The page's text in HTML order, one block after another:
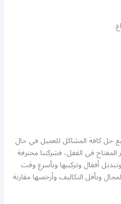
حل كافة المشاكل للعميل في حال
في القفل، فشركتنا محترفة
أقفال وتركيبها وبأسرع وقت
وبأقل التكاليف وأرخصها مقارنة